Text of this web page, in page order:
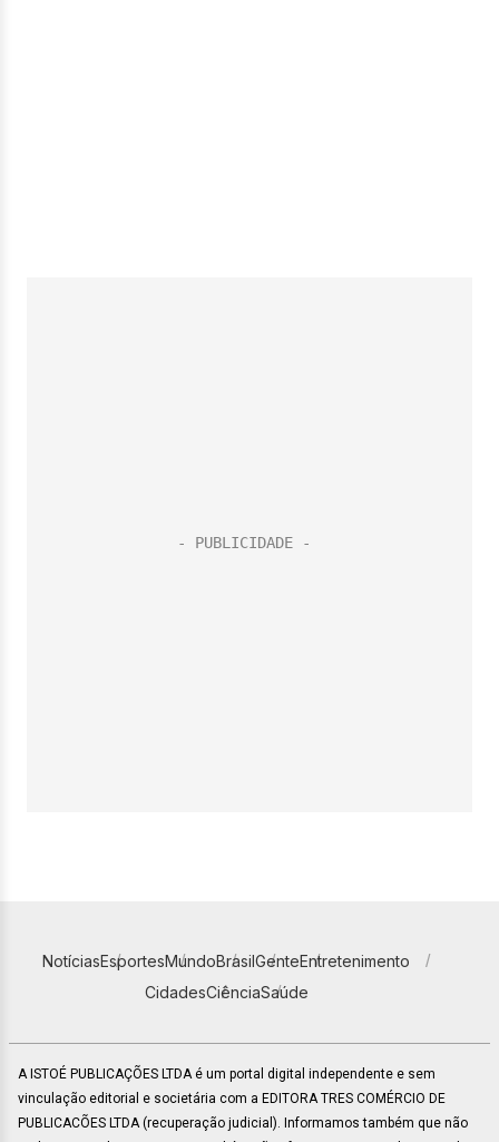
NotíciasEsportesMundoBrasilGenteEntretenimento
CidadesCiênciaSaúde
A ISTOÉ PUBLICAÇÕES LTDA é um portal digital independente e sem
vinculação editorial e societária com a EDITORA TRES COMÉRCIO DE
PUBLICACÕES LTDA (recuperação judicial). Informamos também que não